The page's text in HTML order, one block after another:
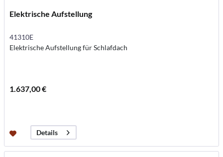
Elektrische Aufstellung
41310E
Elektrische Aufstellung für Schlafdach
1.637,00 €
Details